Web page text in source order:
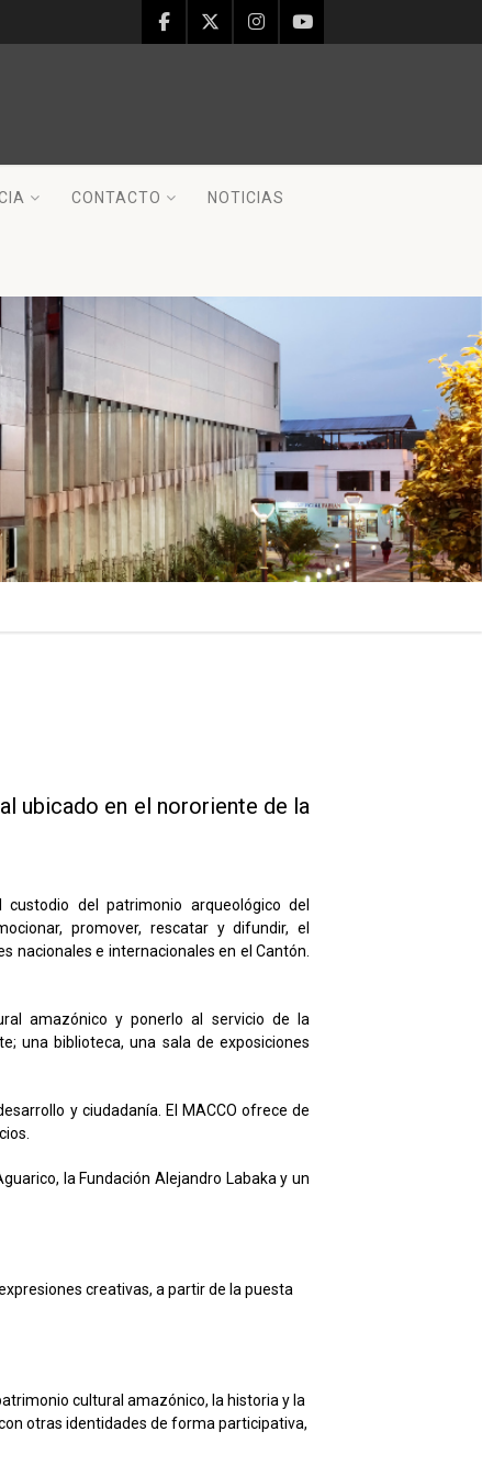
CONTACTO NOTICIAS
ubicado en el nororiente de la
del patrimonio arqueológico del
promover, rescatar y difundir, el
nacionales e internacionales en el Cantón.
amazónico y ponerlo al servicio de la
una biblioteca, una sala de exposiciones
y ciudadanía. El MACCO ofrece de
la Fundación Alejandro Labaka y un
creativas, a partir de la puesta
cultural amazónico, la historia y la
otras identidades de forma participativa,